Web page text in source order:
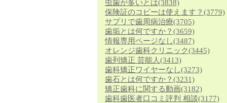
虫歯が多いとは(3838)
保険証のコピーは使えます？ (3779)
サプリで歯周病治療(3705)
歯垢とは何ですか？ (3659)
情報専用ページなし(3487)
オレンジ歯科クリニック(3445)
歯列矯正 芸能人 (3413)
歯科矯正ワイヤーなし(3273)
歯石とは何ですか？ (3231)
矯正歯科に関する動画(3182)
歯科歯医者口コミ評判 相談(3177)